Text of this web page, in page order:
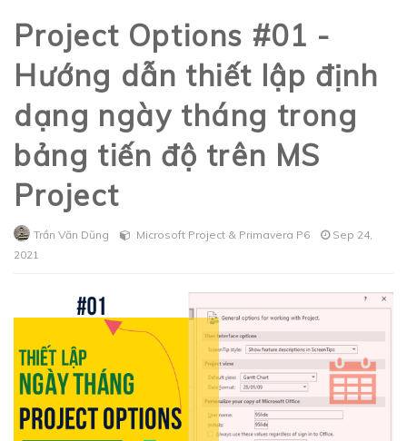
Project Options #01 -
Hướng dẫn thiết lập định
dạng ngày tháng trong
bảng tiến độ trên MS
Project
Trần Văn Dũng Microsoft Project & Primavera P6
Sep 24,
2021